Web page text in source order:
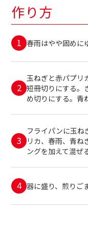
作り方
春雨はやや固めに
玉ねぎと赤パプリ
短冊切りにする。
め切りにする。青
フライパンに玉ね
リカ、春雨、青ね
ングを加えて混ぜ
器に盛り、煎りご